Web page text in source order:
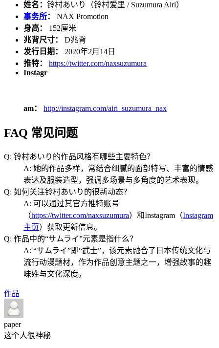
姓名： 铃村あいり（铃村爱里 / Suzumura Airi）
事务所：
NAX Promotion
身高：
152厘米
兆背尺寸：
D兆背
发行日期：
2020年2月14日
推特：
https://twitter.com/naxsuzumura
Instagr
am： http://instagram.com/airi_suzumura_nax
FAQ 常见问题
Q: 铃村あいり的作品风格有哪些主要特色？
A: 她的作品多样，常结合细腻的面部特写、丰富的情感
表达及服装造型，强调多场景与多角度的艺术表现。
Q: 如何关注铃村あいり的很新动态？
A: 可以通过其官方推特账号
（https://twitter.com/naxsuzumura）和Instagram（Instagram
主页）获取更新信息。
Q: 作品中的“サムライ”元素是指什么？
A: “サムライ”即“武士”，该元素融合了日本传统文化与
流行动漫题材，作为作品创意主题之一，增强故事的趣
味姓与文化深度。
作品
paper
这个人很神秘